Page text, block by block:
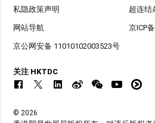
私隐政策声明 超连结
网站导航 京ICP
京公网安备 11010102003523号
关注 HKTDC
© 2026